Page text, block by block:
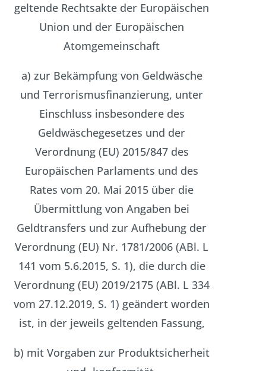
geltende Rechtsakte der Europäischen
Union und der Europäischen
Atomgemeinschaft
a) zur Bekämpfung von Geldwäsche
und Terrorismusfinanzierung, unter
Einschluss insbesondere des
Geldwäschegesetzes und der
Verordnung (EU) 2015/847 des
Europäischen Parlaments und des
Rates vom 20. Mai 2015 über die
Übermittlung von Angaben bei
Geldtransfers und zur Aufhebung der
Verordnung (EU) Nr. 1781/2006 (ABl. L
141 vom 5.6.2015, S. 1), die durch die
Verordnung (EU) 2019/2175 (ABl. L 334
vom 27.12.2019, S. 1) geändert worden
ist, in der jeweils geltenden Fassung,
b) mit Vorgaben zur Produktsicherheit